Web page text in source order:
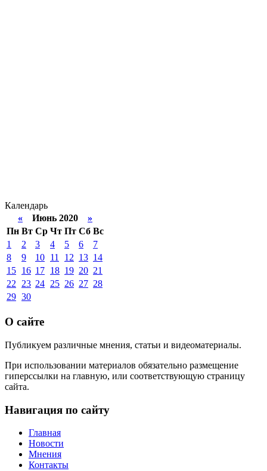
Календарь
« Июнь 2020 »
Пн Вт Ср Чт Пт Сб Вс
1
2 3 4 5 6
7
8
9 10 11 12 13 14
15 16 17 18 19 20 21
22 23 24 25 26 27 28
29 30
О сайте
Публикуем различные мнения, статьи и видеоматериалы.
При использовании материалов обязательно размещение
гиперссылки на главную, или соответствующую страницу
сайта.
Навигация по сайту
Главная
Новости
Мнения
Контакты